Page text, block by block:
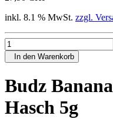
inkl. 8.1 % MwSt. zzgl.
In den Warenkorb
Budz
Hasch 5g